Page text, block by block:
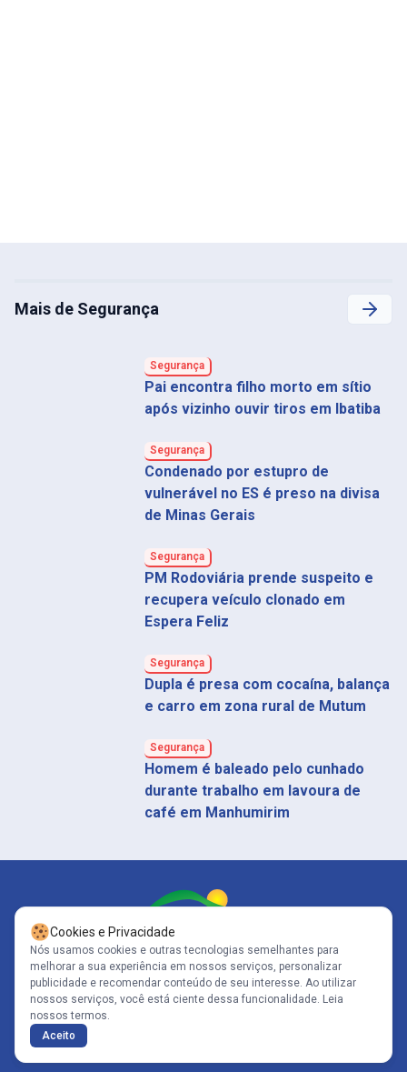
Mais de Segurança
Segurança
Pai encontra filho morto em sítio
após vizinho ouvir tiros em Ibatiba
Segurança
Condenado por estupro de
vulnerável no ES é preso na divisa
de Minas Gerais
Segurança
PM Rodoviária prende suspeito e
recupera veículo clonado em
Espera Feliz
Segurança
Dupla é presa com cocaína, balança
e carro em zona rural de Mutum
Segurança
Homem é baleado pelo cunhado
durante trabalho em lavoura de
café em Manhumirim
Siga-nos
Copyright© 2005-2026 - Portal Caparaó - CNPJ: 10.570.353/0001-80 | Todos
os direitos reservados .
Cookies e Privacidade
Nós usamos cookies e outras tecnologias semelhantes para
melhorar a sua experiência em nossos serviços, personalizar
publicidade e recomendar conteúdo de seu interesse. Ao utilizar
nossos serviços, você está ciente dessa funcionalidade. Leia
nossos termos.
Aceito